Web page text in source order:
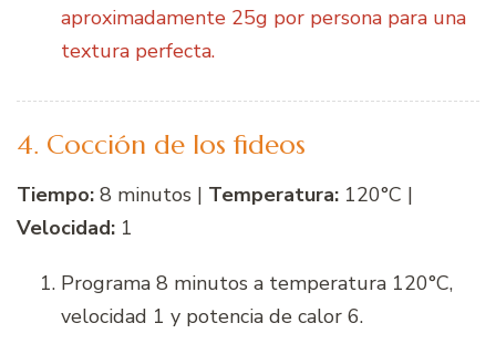
aproximadamente 25g por persona para una
textura perfecta.
4. Cocción de los fideos
Tiempo: 8 minutos | Temperatura: 120°C |
Velocidad: 1
Programa 8 minutos a temperatura 120°C,
velocidad 1 y potencia de calor 6.